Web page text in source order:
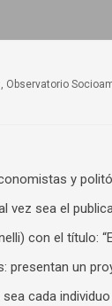
Observatorio
y
vez sea el
con el título:
un
cada